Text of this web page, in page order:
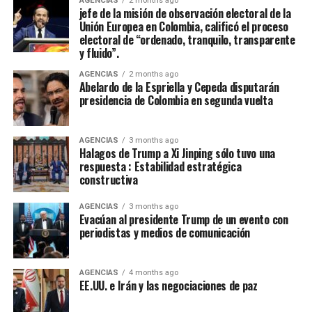
acuerdos sobre la base del respeto mutuo y del interés
general, encontrarán en nosotros una disposición
sincera de concertación”, afirmó Cepeda, que le reiteró a
las urnas. Somos una parte fundamental de la nación.
Somos una fuerza política, social y cultural presente en
cada rincón del país. Somos la fuerza serena del cambio
social y nadie podrá detenernos”.
De la Espriella toma nota del mensaje de Cepeda:
“Acabó la campaña”
El presidente electo de Colombia, Abelardo de la
Espriella, calificó de “positivo” el mensaje de
reconocimiento a su victoria en las urnas hecho por el
senador Iván Cepeda, aseguró que “tomó nota” de su
mensaje, sostuvo que la campaña terminó y que era hora
de “unir esfuerzos”.
jefe de la misión de observación electoral de la
Unión Europea en Colombia, calificó el proceso
electoral de “ordenado, tranquilo, transparente
y fluido”.
AGENCIAS 2 months ago
Abelardo de la Espriella y Cepeda disputarán
presidencia de Colombia en segunda vuelta
AGENCIAS 3 months ago
Halagos de Trump a Xi Jinping sólo tuvo una
respuesta : Estabilidad estratégica
constructiva
AGENCIAS 3 months ago
Evacúan al presidente Trump de un evento con
periodistas y medios de comunicación
AGENCIAS 4 months ago
EE.UU. e Irán y las negociaciones de paz